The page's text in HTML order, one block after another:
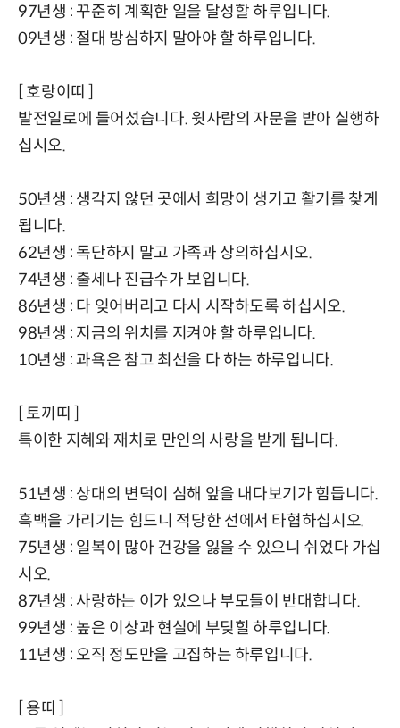
97년생 : 꾸준히 계획한 일을 달성할 하루입니다.
09년생 : 절대 방심하지 말아야 할 하루입니다.
[ 호랑이띠 ]
발전일로에 들어섰습니다. 윗사람의 자문을 받아 실행하
십시오.
50년생 : 생각지 않던 곳에서 희망이 생기고 활기를 찾게
됩니다.
62년생 : 독단하지 말고 가족과 상의하십시오.
74년생 : 출세나 진급수가 보입니다.
86년생 : 다 잊어버리고 다시 시작하도록 하십시오.
98년생 : 지금의 위치를 지켜야 할 하루입니다.
10년생 : 과욕은 참고 최선을 다 하는 하루입니다.
[ 토끼띠 ]
특이한 지혜와 재치로 만인의 사랑을 받게 됩니다.
51년생 : 상대의 변덕이 심해 앞을 내다보기가 힘듭니다.
흑백을 가리기는 힘드니 적당한 선에서 타협하십시오.
75년생 : 일복이 많아 건강을 잃을 수 있으니 쉬었다 가십
시오.
87년생 : 사랑하는 이가 있으나 부모들이 반대합니다.
99년생 : 높은 이상과 현실에 부딪힐 하루입니다.
11년생 : 오직 정도만을 고집하는 하루입니다.
[ 용띠 ]